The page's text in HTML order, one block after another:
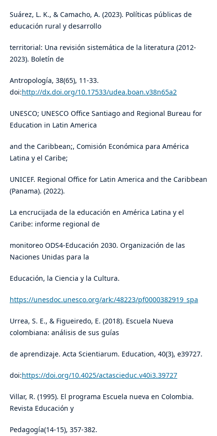
Suárez, L. K., & Camacho, A. (2023). Políticas públicas de
educación rural y desarrollo
territorial: Una revisión sistemática de la literatura (2012-
2023). Boletín de
Antropología, 38(65), 11-33.
doi:http://dx.doi.org/10.17533/udea.boan.v38n65a2
UNESCO; UNESCO Office Santiago and Regional Bureau for
Education in Latin America
and the Caribbean;, Comisión Económica para América
Latina y el Caribe;
UNICEF. Regional Office for Latin America and the Caribbean
(Panama). (2022).
La encrucijada de la educación en América Latina y el
Caribe: informe regional de
monitoreo ODS4-Educación 2030. Organización de las
Naciones Unidas para la
Educación, la Ciencia y la Cultura.
https://unesdoc.unesco.org/ark:/48223/pf0000382919_spa
Urrea, S. E., & Figueiredo, E. (2018). Escuela Nueva
colombiana: análisis de sus guías
de aprendizaje. Acta Scientiarum. Education, 40(3), e39727.
doi:https://doi.org/10.4025/actascieduc.v40i3.39727
Villar, R. (1995). El programa Escuela nueva en Colombia.
Revista Educación y
Pedagogía(14-15), 357-382.